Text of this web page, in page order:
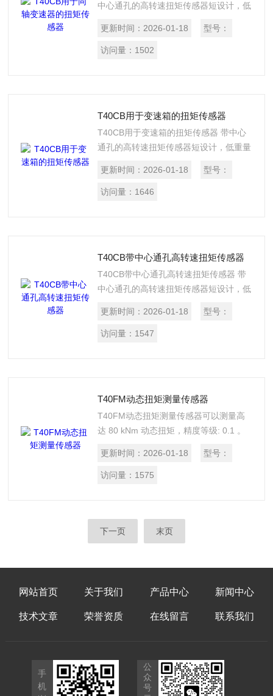
中心通孔的高转速扭矩传感器短设计，低
径为37.5毫米和46.5毫米，转速可高达
30,000 rpm
更新时间： 2026-01-18 型号：
访问量： 1502
T40CB用于变速箱的扭矩传感器
T40CB用于变速箱的扭矩传感器 带中心
通孔的高转速扭矩传感器短设计，低重量
37.5毫米和46.5毫米，转速可高达
30,000 rpm
更新时间： 2026-01-18 型号：
访问量： 1646
T40CB带中心通孔高转速扭矩传感器
T40CB带中心通孔高转速扭矩传感器 带
中心通孔的高转速扭矩传感器短设计，低
径为37.5毫米和46.5毫米，转速可高达
30,000 rpm
更新时间： 2026-01-18 型号：
访问量： 1547
T40FM动态扭矩测量传感器
T40FM动态扭矩测量传感器可以测量高
达 80 kNm 动态扭矩，精度等级: 0.1 。
速: 达 8000 rpm
更新时间： 2026-01-18 型号：
访问量： 1575
下一页 末页
网站首页 关于我们 产品中心 新闻中心
技术文章 荣誉资质 在线留言 联系我们
手
机
公
众
号